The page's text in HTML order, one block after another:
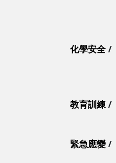
化學安全
教育訓練
緊急應變